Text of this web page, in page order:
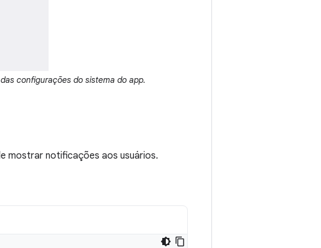
das configurações do sistema do app.
mostrar notificações aos usuários.